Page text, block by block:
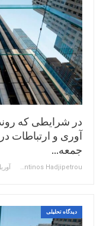
در شرایطی که
آوری و ارتباطات در
جمعه…
Constantinos Hadjipetrou آوریل 3,
دیدگاه تحلیلی